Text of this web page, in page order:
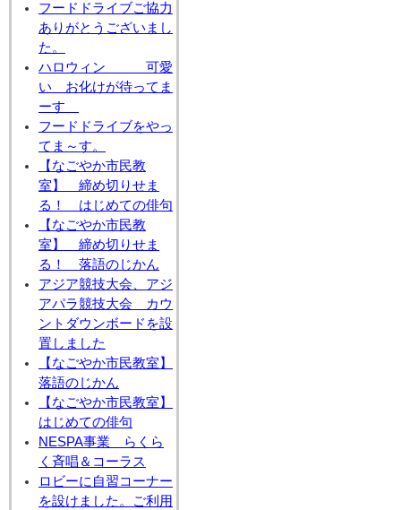
フードドライブご協力
ありがとうございまし
た。
ハロウィン 可愛
い お化けが待ってま
ーす
フードドライブをやっ
てま～す。
【なごやか市民教
室】 締め切りせま
る！ はじめての俳句
【なごやか市民教
室】 締め切りせま
る！ 落語のじかん
アジア競技大会、アジ
アパラ競技大会 カウ
ントダウンボードを設
置しました
【なごやか市民教室】
落語のじかん
【なごやか市民教室】
はじめての俳句
NESPA事業 らくら
く斉唱＆コーラス
ロビーに自習コーナー
を設けました。ご利用